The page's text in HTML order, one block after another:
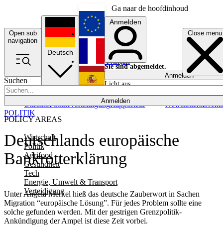
Ga naar de hoofdinhoud
Open sub
navigation
Close menu
Suchen
Anmelden
POLICY AREAS
Wirtschaft
Politik
Agrifood
Gesundheit
Tech
Energie, Umwelt & Transport
Verteidigung
UkrainePolitikVerteidigungRapporteur NewslettersEvents
Deutsch
English
Français
Anmelden
Sie sind abgemeldet.
Anmelden
Licht aus
Deutschlands europäische
Bankrotterklärung
Unter Angela Merkel hieß das deutsche Zauberwort in Sachen
Migration “europäische Lösung”. Für jedes Problem sollte eine
solche gefunden werden. Mit der gestrigen Grenzpolitik-
Ankündigung der Ampel ist diese Zeit vorbei.
POLITIK